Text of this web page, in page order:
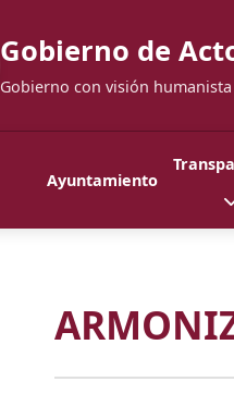
Gobierno de
Gobierno con visión humanista
Ayuntamiento